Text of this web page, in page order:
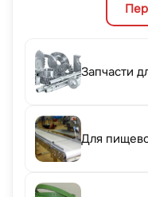
Запчасти
Для